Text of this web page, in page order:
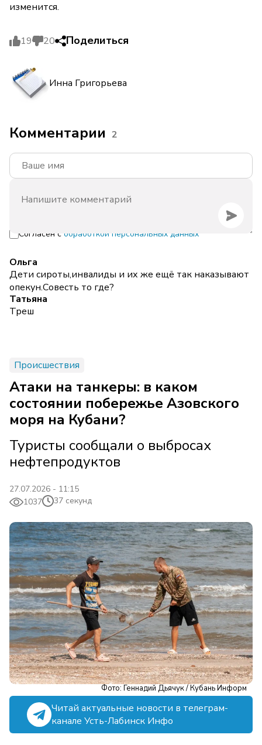
изменится.
19 20 Поделиться
Инна Григорьева
Комментарии 2
Согласен с обработкой персональных данных
Ольга
Дети сироты,инвалиды и их же ещё так наказывают
опекун.Совесть то где?
Татьяна
Треш
Происшествия
Атаки на танкеры: в каком
состоянии побережье Азовского
моря на Кубани?
Туристы сообщали о выбросах
нефтепродуктов
27.07.2026 - 11:15
1037
37 секунд
Фото: Геннадий Дьячук / Кубань Информ
Читай актуальные новости в телеграм-
канале Усть-Лабинск Инфо